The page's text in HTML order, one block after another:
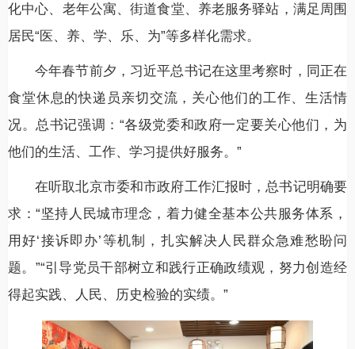
化中心、老年公寓、街道食堂、养老服务驿站，满足周围
居民“医、养、学、乐、为”等多样化需求。
今年春节前夕，习近平总书记在这里考察时，同正在
食堂休息的快递员亲切交流，关心他们的工作、生活情
况。总书记强调：“各级党委和政府一定要关心他们，为
他们的生活、工作、学习提供好服务。”
在听取北京市委和市政府工作汇报时，总书记明确要
求：“坚持人民城市理念，着力健全基本公共服务体系，
用好‘接诉即办’等机制，扎实解决人民群众急难愁盼问
题。”“引导党员干部树立和践行正确政绩观，努力创造经
得起实践、人民、历史检验的实绩。”